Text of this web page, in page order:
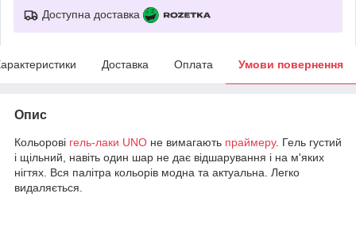
Доступна доставка
Доставка Оплата Умови повернення
Опис
Кольорові гель-лаки UNO не вимагають праймеру. Гель густий
і щільний, навіть один шар не дає відшарування і на м'яких
нігтях. Вся палітра кольорів модна та актуальна. Легко
видаляється.